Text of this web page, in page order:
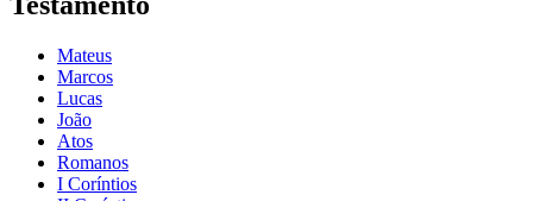
Mateus
Marcos
Lucas
João
Atos
Romanos
I Coríntios